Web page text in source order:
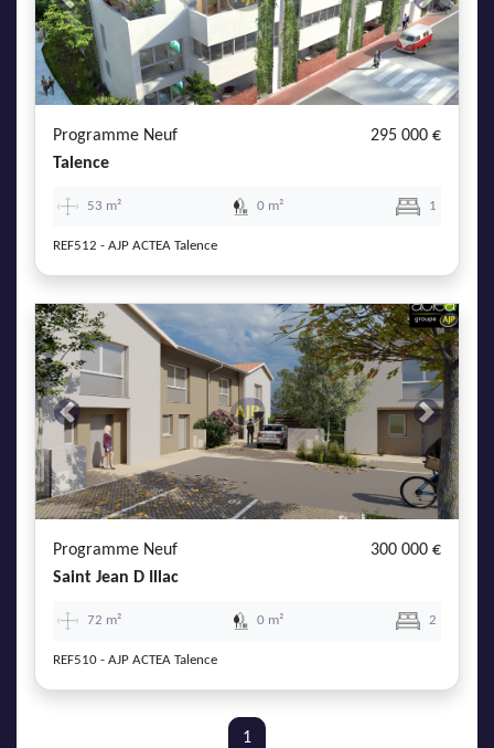
Previous Next
Programme Neuf
295 000 €
Talence
53 m² 0 m² 1
REF512 - AJP ACTEA Talence
Previous Next
Programme Neuf
300 000 €
Saint Jean D Illac
72 m² 0 m² 2
REF510 - AJP ACTEA Talence
1